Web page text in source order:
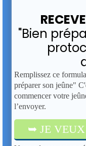
"Bien
Remplissez ce
préparer son jeûne"
commencer votre
l’envoyer.
➥ JE VEUX